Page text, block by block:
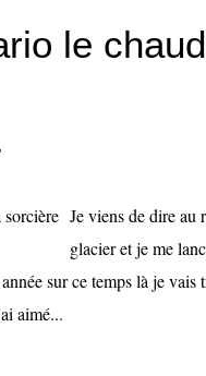
le
Je viens de dire au
glacier et je me
sur ce temps là je vais
aimé...